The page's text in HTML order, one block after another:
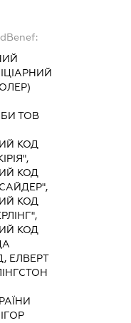
ТОВ
КОД
КОД
КОД
КОД
ЕЛВЕРТ